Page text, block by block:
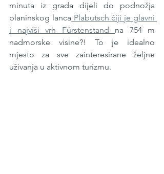
minuta iz grada dijeli do podnožja
planinskog lanca Plabutsch čiji je glavni
i najviši vrh Fürstenstand na 754 m
nadmorske visine?! To je idealno
mjesto za sve zainteresirane željne
uživanja u aktivnom turizmu.